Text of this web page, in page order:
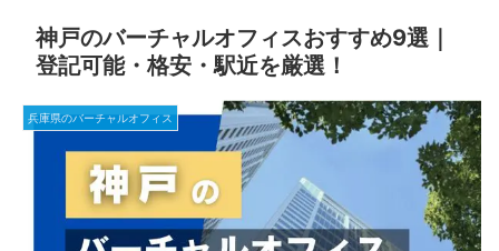
神戸のバーチャルオフィスおすすめ9選｜
登記可能・格安・駅近を厳選！
兵庫県のバーチャルオフィス